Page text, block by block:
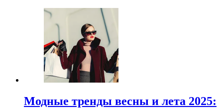
Модные тренды весны и лета 2025: